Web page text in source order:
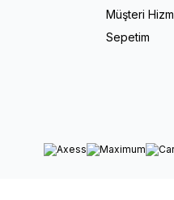
Müşteri
Sepetim